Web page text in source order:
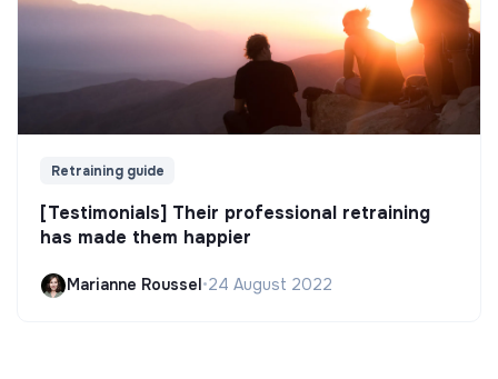
Retraining guide
[Testimonials] Their professional retraining
has made them happier
Marianne Roussel•24 August 2022